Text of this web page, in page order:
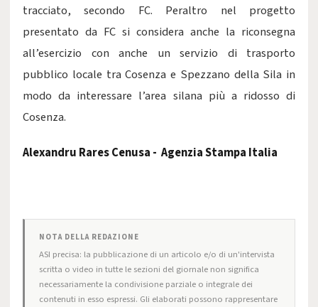
tracciato, secondo FC. Peraltro nel progetto
presentato da FC si considera anche la riconsegna
all’esercizio con anche un servizio di trasporto
pubblico locale tra Cosenza e Spezzano della Sila in
modo da interessare l’area silana più a ridosso di
Cosenza.
Alexandru Rares Cenusa - Agenzia Stampa Italia
NOTA DELLA REDAZIONE
ASI precisa: la pubblicazione di un articolo e/o di un'intervista
scritta o video in tutte le sezioni del giornale non significa
necessariamente la condivisione parziale o integrale dei
contenuti in esso espressi. Gli elaborati possono rappresentare